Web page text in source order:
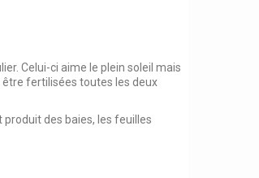
Celui-ci aime le plein soleil mais
être fertilisées toutes les deux
des baies, les feuilles